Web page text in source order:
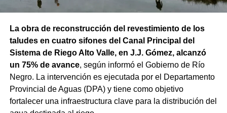
La obra de reconstrucción del revestimiento de los
taludes en cuatro sifones del Canal Principal del
Sistema de Riego Alto Valle, en J.J. Gómez, alcanzó
un 75% de avance, según informó el Gobierno de Río
Negro. La intervención es ejecutada por el Departamento
Provincial de Aguas (DPA) y tiene como objetivo
fortalecer una infraestructura clave para la distribución del